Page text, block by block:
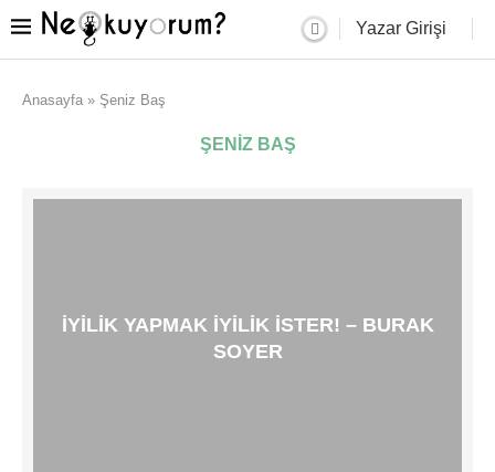
Yazar Girişi
Anasayfa » Şeniz Baş
ŞENIZ BAŞ
İYILIK YAPMAK IYILIK ISTER! – BURAK
SOYER